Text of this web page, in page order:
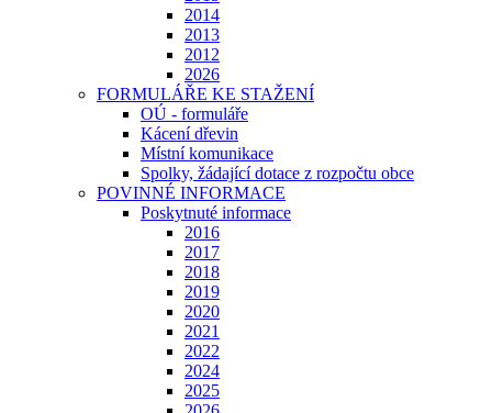
2014
2013
2012
2026
FORMULÁŘE KE STAŽENÍ
OÚ - formuláře
Kácení dřevin
Místní komunikace
Spolky, žádající dotace z rozpočtu obce
POVINNÉ INFORMACE
Poskytnuté informace
2016
2017
2018
2019
2020
2021
2022
2024
2025